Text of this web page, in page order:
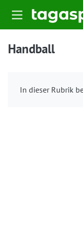
Handball
In dieser Rubrik